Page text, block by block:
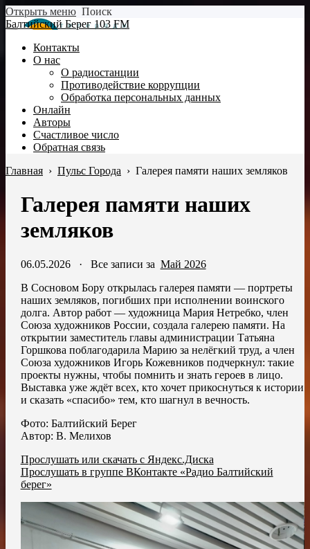
Открыть меню Поиск
Балтийский Берег 103 FM
Контакты
О нас
О радиостанции
Противодействие коррупции
Обработка персональных данных
Онлайн
Авторы
Счастливое число
Обратная связь
Главная › Пульс Города › Галерея памяти наших земляков
Галерея памяти наших
земляков
06.05.2026· Все записи за Май 2026
В Сосновом Бору открылась галерея памяти — портреты
наших земляков, погибших при исполнении воинского
долга. Автор работ — художница Мария Нетребко, член
Союза художников России, создала галерею памяти. На
открытии заместитель главы администрации Татьяна
Горшкова поблагодарила Марию за нелёгкий труд, а член
Союза художников Игорь Кожевников подчеркнул: такие
проекты нужны, чтобы помнить и знать героев в лицо.
Выставка уже ждёт всех, кто хочет прикоснуться к истории
и сказать «спасибо» тем, кто шагнул в вечность.
Фото: Балтийский Берег
Автор: В. Мелихов
Прослушать или скачать с Яндекс.Диска
Прослушать в группе ВКонтакте «Радио Балтийский
берег»